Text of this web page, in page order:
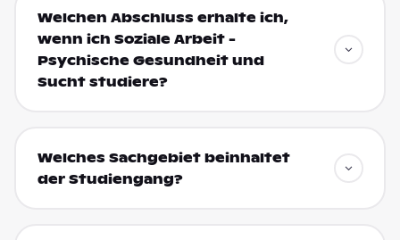
Welchen Abschluss erhalte ich,
wenn ich Soziale Arbeit -
Psychische Gesundheit und
Sucht studiere?
Welches Sachgebiet beinhaltet
der Studiengang?